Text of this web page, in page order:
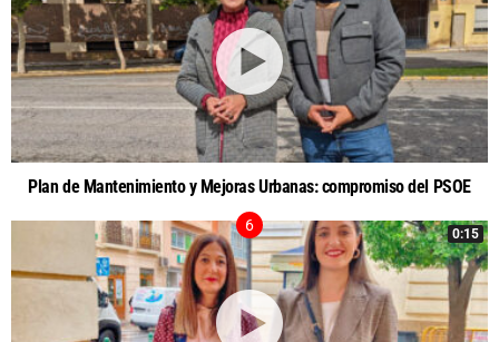
Plan de Mantenimiento y Mejoras Urbanas: compromiso del PSOE
0:15